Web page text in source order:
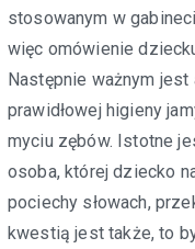
stosowanym w
więc omówienie
Następnie ważnym
prawidłowej higieny
myciu zębów. Istotne
osoba, której dziecko
pociechy słowach,
kwestią jest także, to